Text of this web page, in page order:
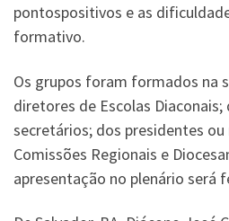
pontospositivos e as
formativo.
Os grupos foram formados na
diretores de Escolas
secretários; dos presidentes
Comissões Regionais e
apresentação no plenário será